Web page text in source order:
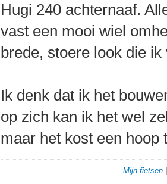
Hugi 240 achternaaf.
vast een mooi wiel
brede, stoere look die
Ik denk dat ik het
op zich kan ik het wel
maar het kost een hoop
Mijn fietsen